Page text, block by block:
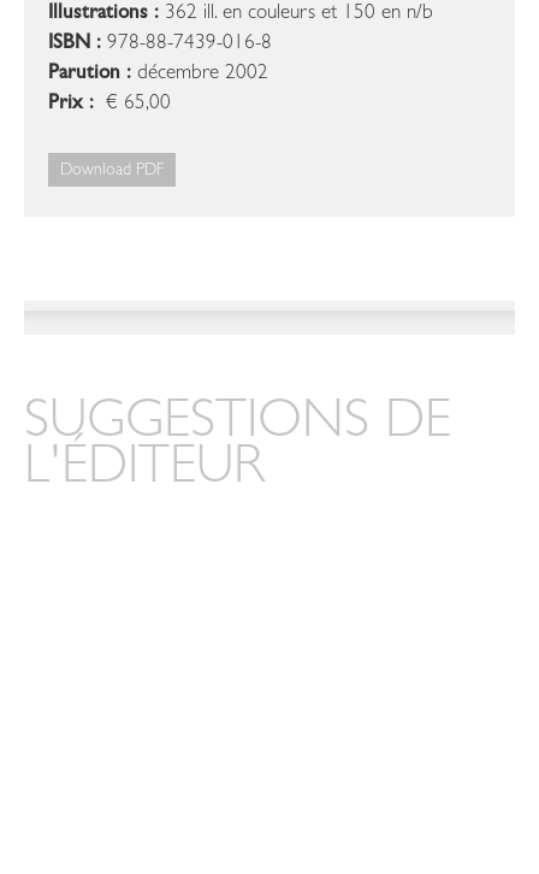
Illustrations : 362 ill. en couleurs et 150 en n/b
ISBN : 978-88-7439-016-8
Parution : décembre 2002
Prix : € 65,00
Download PDF
SUGGESTIONS DE
L'ÉDITEUR